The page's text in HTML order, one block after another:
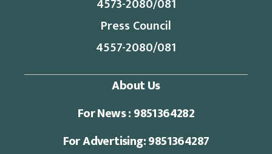
4573-2080/081
Press Council
4557-2080/081
About Us
For News : 9851364282
For Advertising: 9851364287